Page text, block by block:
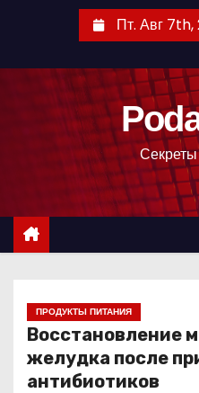
с
Пт. Авг 7th,
ПРОДУКТЫ ПИТАНИЯ
Восстановление
желудка после
антибиотиков